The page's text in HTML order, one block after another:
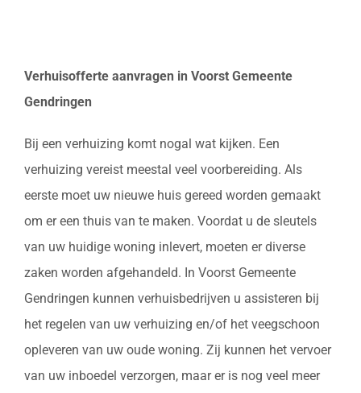
Verhuisofferte aanvragen in Voorst Gemeente
Gendringen
Bij een verhuizing komt nogal wat kijken. Een
verhuizing vereist meestal veel voorbereiding. Als
eerste moet uw nieuwe huis gereed worden gemaakt
om er een thuis van te maken. Voordat u de sleutels
van uw huidige woning inlevert, moeten er diverse
zaken worden afgehandeld. In Voorst Gemeente
Gendringen kunnen verhuisbedrijven u assisteren bij
het regelen van uw verhuizing en/of het veegschoon
opleveren van uw oude woning. Zij kunnen het vervoer
van uw inboedel verzorgen, maar er is nog veel meer